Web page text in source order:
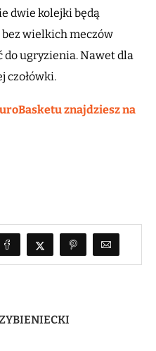
dwie kolejki będą
bez wielkich meczów
do ugryzienia. Nawet dla
czołówki.
znajdziesz na